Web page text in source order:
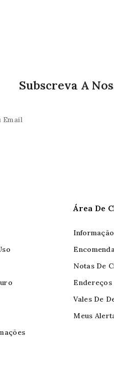
Subscreva A
Área De
Notas De
Endereços
Vales De
Meus